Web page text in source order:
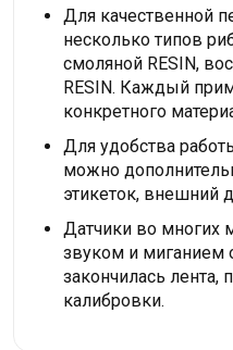
Для качественной
несколько типов
смоляной RESIN,
RESIN. Каждый
конкретного
Для удобства
можно
этикеток, внешний
Датчики во многих
звуком и миганием
закончилась лента,
калибровки.